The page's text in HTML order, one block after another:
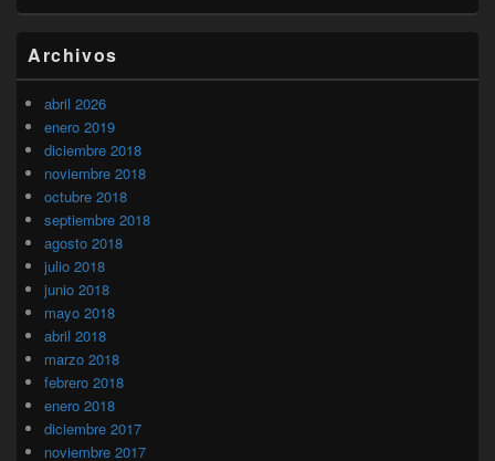
Archivos
abril 2026
enero 2019
diciembre 2018
noviembre 2018
octubre 2018
septiembre 2018
agosto 2018
julio 2018
junio 2018
mayo 2018
abril 2018
marzo 2018
febrero 2018
enero 2018
diciembre 2017
noviembre 2017